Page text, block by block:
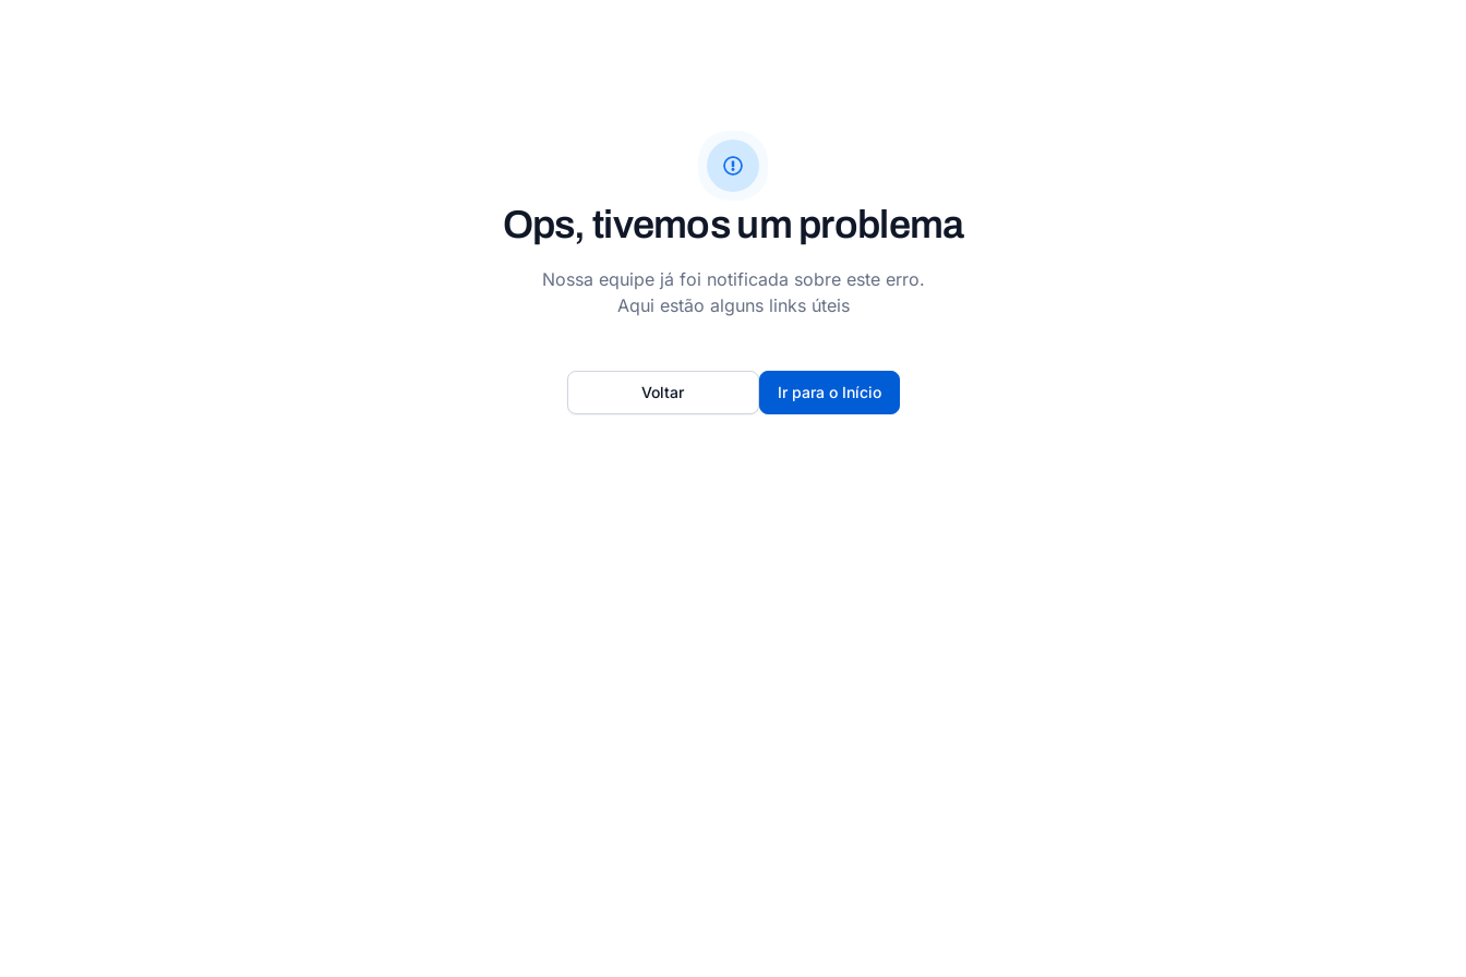
Ops, tivemos um problema
Nossa equipe já foi notificada sobre este erro.
Aqui estão alguns links úteis
Ir para o Início
Voltar